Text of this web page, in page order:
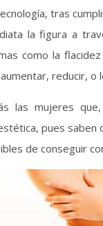
tras
la figura a
como la
reducir, o
las mujeres
pues saben
de conseguir